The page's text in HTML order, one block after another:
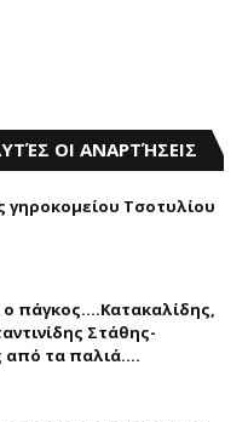
ΟΙ ΑΝΑΡΤΉΣΕΙΣ
Τσοτυλίου
πάγκος....Κατακαλίδης,
Στάθης-
από τα παλιά....